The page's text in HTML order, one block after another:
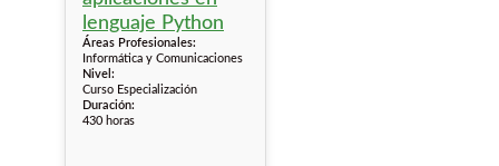
Áreas Profesionales:
Informática y Comunicaciones
Nivel:
Curso Especialización
Duración:
430 horas